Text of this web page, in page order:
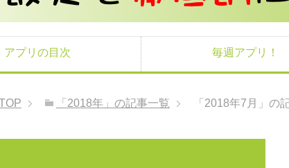
アプリの目次 毎週アプリ！
「2018年」の記事一覧 「2018年7月」の